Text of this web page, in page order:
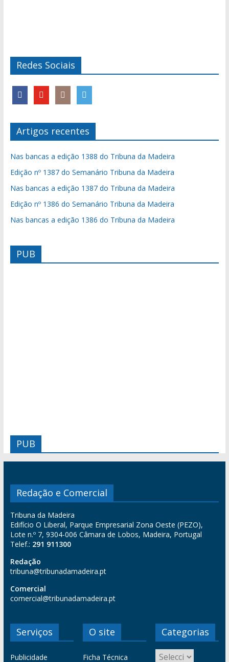
Redes Sociais
Artigos recentes
Nas bancas a edição 1388 do Tribuna da Madeira
Edição nº 1387 do Semanário Tribuna da Madeira
Nas bancas a edição 1387 do Tribuna da Madeira
Edição nº 1386 do Semanário Tribuna da Madeira
Nas bancas a edição 1386 do Tribuna da Madeira
PUB
PUB
Redação e Comercial
Tribuna da Madeira
Edifício O Liberal, Parque Empresarial Zona Oeste (PEZO),
Lote n.º 7, 9304-006 Câmara de Lobos, Madeira, Portugal
Telef.: 291 911300
Redação
tribuna@tribunadamadeira.pt
Comercial
comercial@tribunadamadeira.pt
Serviços
Publicidade
O site
Ficha Técnica
Categorias